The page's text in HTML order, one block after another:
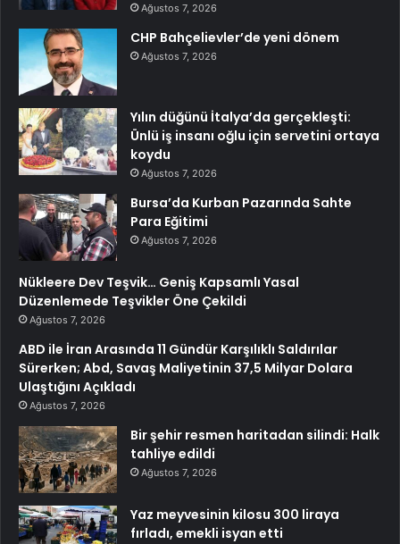
Ağustos 7, 2026
CHP Bahçelievler’de yeni dönem
Ağustos 7, 2026
Yılın düğünü İtalya’da gerçekleşti:
Ünlü iş insanı oğlu için servetini ortaya
koydu
Ağustos 7, 2026
Bursa’da Kurban Pazarında Sahte
Para Eğitimi
Ağustos 7, 2026
Nükleere Dev Teşvik… Geniş Kapsamlı Yasal
Düzenlemede Teşvikler Öne Çekildi
Ağustos 7, 2026
ABD ile İran Arasında 11 Gündür Karşılıklı Saldırılar
Sürerken; Abd, Savaş Maliyetinin 37,5 Milyar Dolara
Ulaştığını Açıkladı
Ağustos 7, 2026
Bir şehir resmen haritadan silindi: Halk
tahliye edildi
Ağustos 7, 2026
Yaz meyvesinin kilosu 300 liraya
fırladı, emekli isyan etti